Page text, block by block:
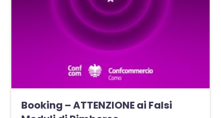
Booking – ATTENZIONE ai Falsi